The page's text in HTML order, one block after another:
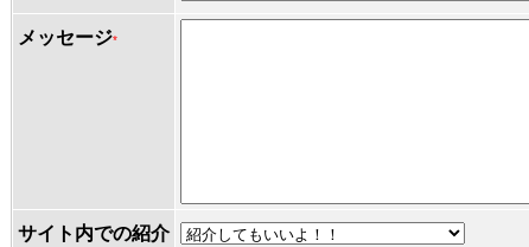
メッセージ*
サイト内での紹介